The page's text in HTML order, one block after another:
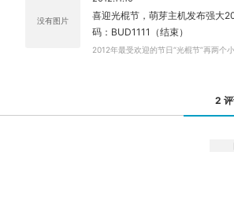
没有图片
喜迎光棍节，萌芽主机发布强大
码：BUD1111（结束）
2012年最受欢迎的节日“光棍节”再两个小
2